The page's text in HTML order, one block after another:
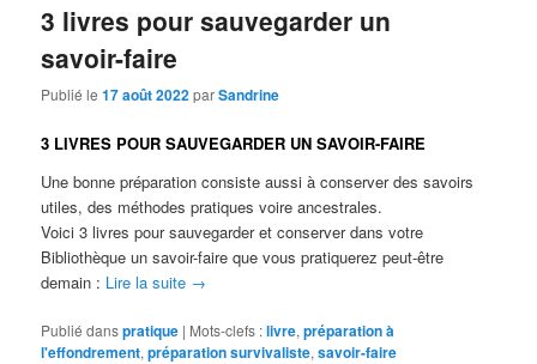
3 livres pour sauvegarder un
savoir-faire
Publié le17 août 2022parSandrine
3 LIVRES POUR SAUVEGARDER UN SAVOIR-FAIRE
Une bonne préparation consiste aussi à conserver des savoirs
utiles, des méthodes pratiques voire ancestrales.
Voici 3 livres pour sauvegarder et conserver dans votre
Bibliothèque un savoir-faire que vous pratiquerez peut-être
demain : Lire la suite →
Publié danspratique | Mots-clefs :livre,préparation à
l'effondrement,préparation survivaliste,savoir-faire